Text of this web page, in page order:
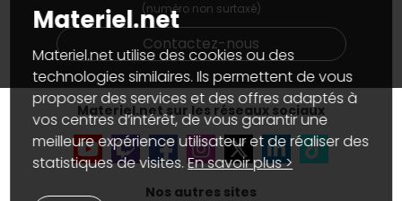
Données personnellesetcookies
Gérer vos cookies
Accessibilité : non conforme
(numéro non surtaxé)
Contactez-nous
Materiel.net sur les réseaux sociaux
Nos autres sites
Materiel.net
Materiel.net utilise des cookies ou des
technologies similaires. Ils permettent de vous
proposer des services et des offres adaptés à
vos centres d’intérêt, de vous garantir une
meilleure expérience utilisateur et de réaliser des
statistiques de visites.En savoir plus >